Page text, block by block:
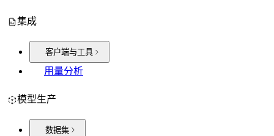
集成
客户端与工具
用量分析
模型生产
数据集